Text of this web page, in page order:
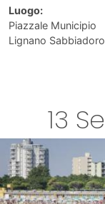
Luogo:
Piazzale Municipio
Lignano Sabbiadoro
13